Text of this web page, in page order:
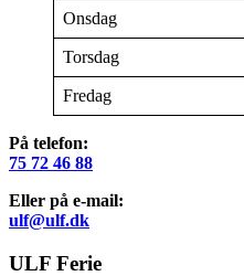
Onsdag
Torsdag
Fredag
På telefon:
75 72 46 88
Eller på e-mail:
ulf@ulf.dk
ULF Ferie